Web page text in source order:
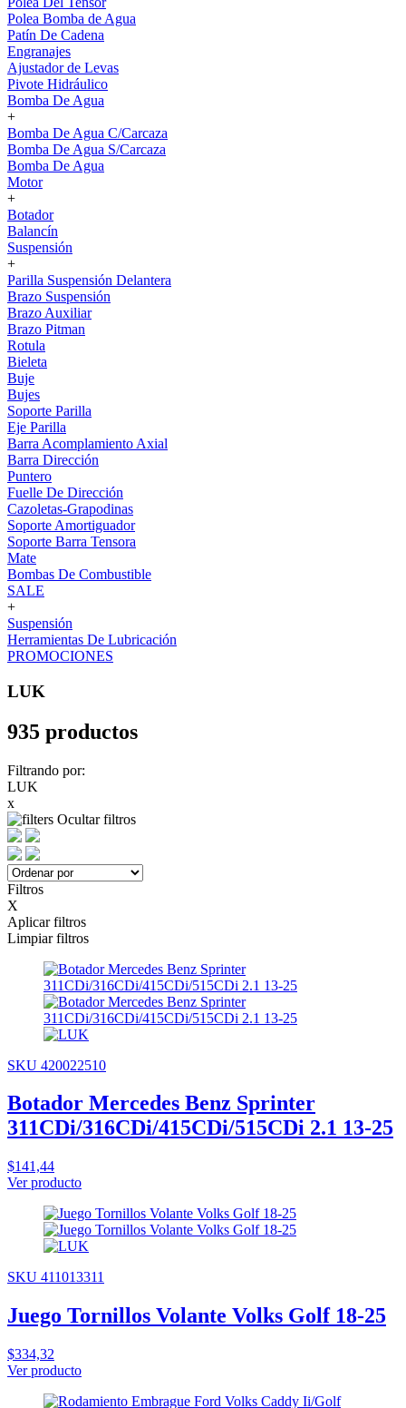
Polea Bomba de Agua
Patín De Cadena
Engranajes
Ajustador de Levas
Pivote Hidráulico
Bomba De Agua
+
Bomba De Agua C/Carcaza
Bomba De Agua S/Carcaza
Bomba De Agua
Motor
+
Botador
Balancín
Suspensión
+
Parilla Suspensión Delantera
Brazo Suspensión
Brazo Auxiliar
Brazo Pitman
Rotula
Bieleta
Buje
Bujes
Soporte Parilla
Eje Parilla
Barra Acomplamiento Axial
Barra Dirección
Puntero
Fuelle De Dirección
Cazoletas-Grapodinas
Soporte Amortiguador
Soporte Barra Tensora
Mate
Bombas De Combustible
SALE
+
Suspensión
Herramientas De Lubricación
PROMOCIONES
LUK
935 productos
Filtrando por:
LUK
x
Ocultar filtros
Filtros
X
Aplicar filtros
Limpiar filtros
SKU 420022510
Botador Mercedes Benz Sprinter
311CDi/316CDi/415CDi/515CDi 2.1 13-25
$141,44
Ver producto
SKU 411013311
Juego Tornillos Volante Volks Golf 18-25
$334,32
Ver producto